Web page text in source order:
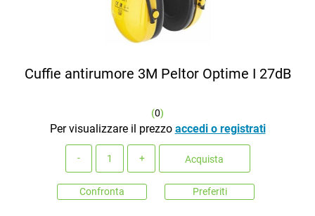
Cuffie antirumore 3M Peltor Optime I 27dB
(0)
Per visualizzare il prezzo accedi o registrati
Acquista
Confronta Preferiti